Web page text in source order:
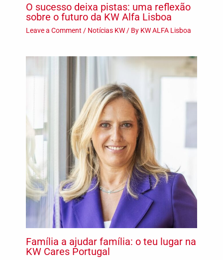
O sucesso deixa pistas: uma reflexão
sobre o futuro da KW Alfa Lisboa
Leave a Comment / Notícias KW/ By KW ALFA Lisboa
Família a ajudar família: o teu lugar na
KW Cares Portugal